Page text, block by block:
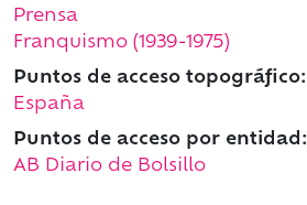
Prensa
Franquismo (1939-1975)
Puntos de acceso topográfico:
España
Puntos de acceso por entidad:
AB Diario de Bolsillo